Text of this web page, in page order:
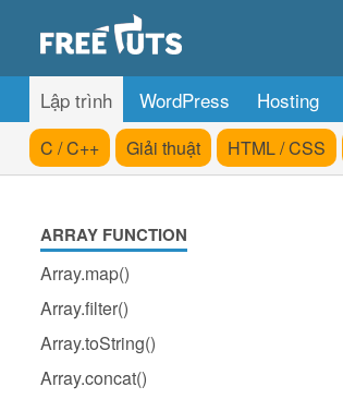
Lập trình WordPress Hosting
C / C++ Giải thuật HTML / CSS
ARRAY FUNCTION
Array.map()
Array.filter()
Array.toString()
Array.concat()